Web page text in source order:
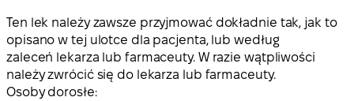
Ten lek należy zawsze przyjmować dokładnie tak, jak to
opisano w tej ulotce dla pacjenta, lub według
zaleceń lekarza lub farmaceuty. W razie wątpliwości
należy zwrócić się do lekarza lub farmaceuty.
Osoby dorosłe: